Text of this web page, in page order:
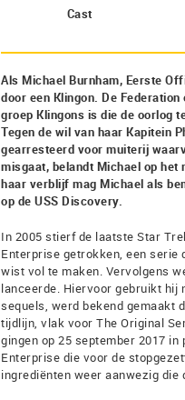
Cast
Als Michael Burnham, Eerste
door een Klingon. De
groep Klingons is die de oorlog
Tegen de wil van haar Kapitein
gearresteerd voor muiterij
misgaat, belandt Michael op
haar verblijf mag Michael als
op de USS Discovery.
In 2005 stierf de laatste Star
Enterprise getrokken, een serie
wist vol te maken. Vervolgens
lanceerde. Hiervoor gebruikt hij
sequels, werd bekend gemaakt
tijdlijn, vlak voor The Original
gingen op 25 september 2017
Enterprise die voor de
ingrediënten weer aanwezig